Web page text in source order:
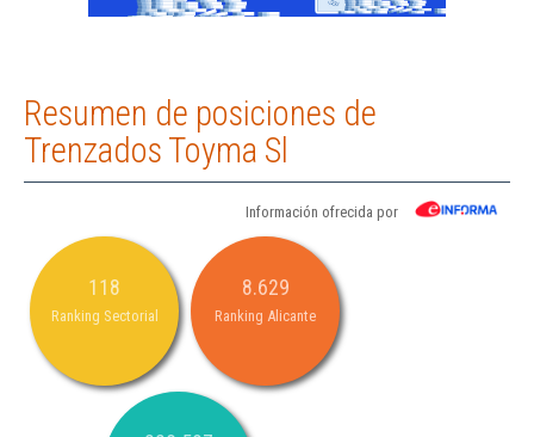
Resumen de posiciones de
Trenzados Toyma Sl
Información ofrecida por
118
Ranking Sectorial
8.629
Ranking Alicante